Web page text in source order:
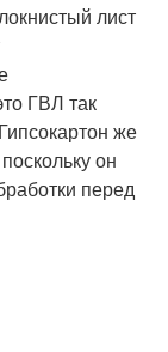
лист
ГВЛ так
же
он
перед